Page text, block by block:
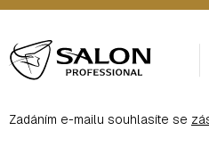
á
p
Zadáním e-mailu souhlasíte se